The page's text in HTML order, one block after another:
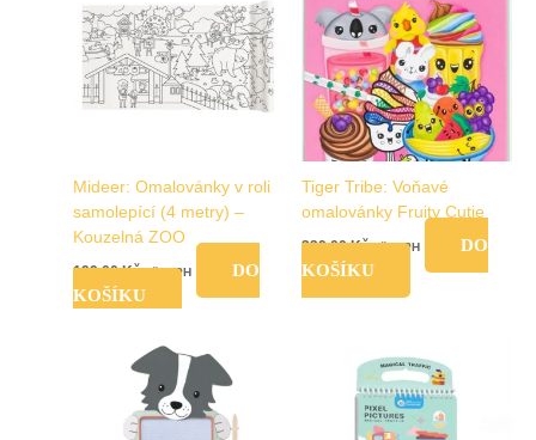
Mideer: Omalovánky v roli
samolepící (4 metry) –
Kouzelná ZOO
199,00Kč vč. DPH
DO
KOŠÍKU
Tiger Tribe: Voňavé
omalovánky Fruity Cutie
339,00Kč vč. DPH
DO
KOŠÍKU